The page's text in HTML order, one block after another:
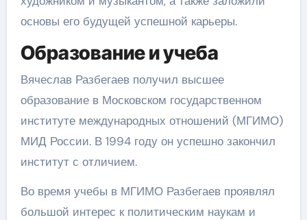
основы его будущей успешной карьеры.
Образование и учеба
Вячеслав Разбегаев получил высшее
образование в Московском государственном
институте международных отношений (МГИМО)
МИД России. В 1994 году он успешно закончил
институт с отличием.
Во время учебы в МГИМО Разбегаев проявлял
большой интерес к политическим наукам и